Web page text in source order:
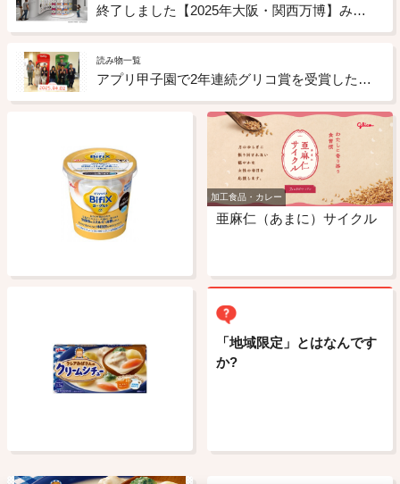
終了しました【2025年大阪・関西万博】みんなが幸せになる未来のお菓子のアイデアを募集
読み物一覧
アプリ甲子園で2年連続グリコ賞を受賞した吉田さんと、グリコピア神戸で交流会を実施しました。
加工食品・カレー
亜麻仁（あまに）サイクル
「地域限定」とはなんです
か?